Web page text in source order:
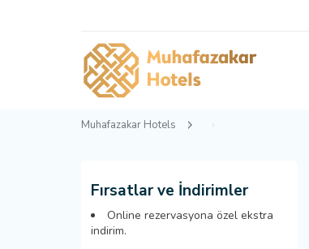
Muhafazakar Hotels
Fırsatlar ve İndirimler
Online rezervasyona özel ekstra
indirim.